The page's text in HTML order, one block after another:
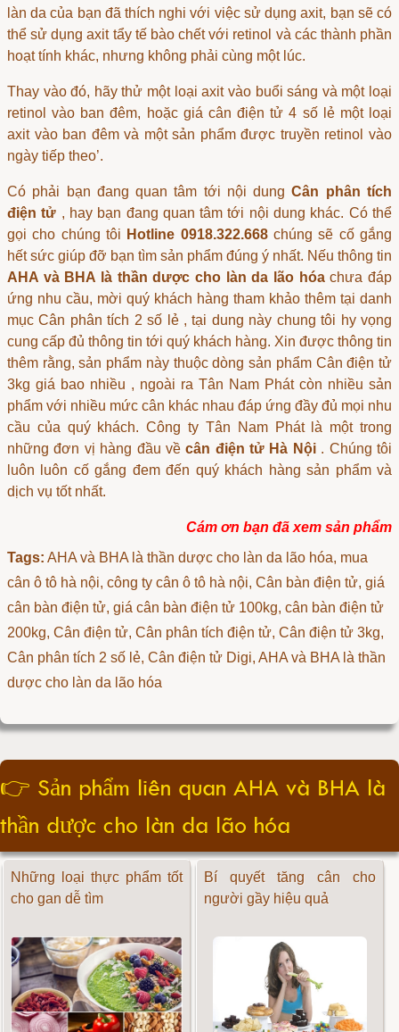
làn da của bạn đã thích nghi với việc sử dụng axit, bạn sẽ có
thể sử dụng axit tẩy tế bào chết với retinol và các thành phần
hoạt tính khác, nhưng không phải cùng một lúc.
Thay vào đó, hãy thử một loại axit vào buổi sáng và một loại
retinol vào ban đêm, hoặc giá cân điện tử 4 số lẻmột loại
axit vào ban đêm và một sản phẩm được truyền retinol vào
ngày tiếp theo’.
Có phải bạn đang quan tâm tới nội dungCân phân tích
điện tử , hay bạn đang quan tâm tới nội dung khác. Có thể
gọi cho chúng tôi Hotline 0918.322.668chúng sẽ cố gắng
hết sức giúp đỡ bạn tìm sản phẩm đúng ý nhất. Nếu thông tin
AHA và BHA là thần dược cho làn da lão hóachưa đáp
ứng nhu cầu, mời quý khách hàng tham khảo thêm tại danh
mụcCân phân tích 2 số lẻ, tại dung này chung tôi hy vọng
cung cấp đủ thông tin tới quý khách hàng. Xin được thông tin
thêm rằng, sản phẩm này thuộc dòng sản phẩm Cân điện tử
3kg giá bao nhiều , ngoài ra Tân Nam Phát còn nhiều sản
phẩm với nhiều mức cân khác nhau đáp ứng đầy đủ mọi nhu
cầu của quý khách. Công ty Tân Nam Phát là một trong
những đơn vị hàng đầu vềcân điện tử Hà Nội. Chúng tôi
luôn luôn cố gắng đem đến quý khách hàng sản phẩm và
dịch vụ tốt nhất.
Cám ơn bạn đã xem sản phẩm
Tags: AHA và BHA là thần dược cho làn da lão hóa, mua
cân ô tô hà nội, công ty cân ô tô hà nội, Cân bàn điện tử, giá
cân bàn điện tử, giá cân bàn điện tử 100kg, cân bàn điện tử
200kg, Cân điện tử, Cân phân tích điện tử, Cân điện tử 3kg,
Cân phân tích 2 số lẻ, Cân điện tử Digi, AHA và BHA là thần
dược cho làn da lão hóa
👉 Sản phẩm liên quan AHA và BHA là
thần dược cho làn da lão hóa
Những loại thực phẩm tốt
cho gan dễ tìm
Bí quyết tăng cân cho
người gầy hiệu quả